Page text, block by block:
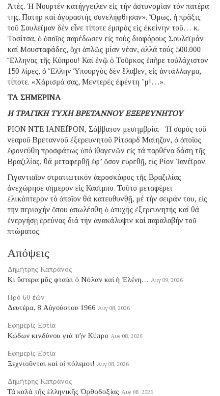
Ἀτές. Ἡ Νουρτέν κατήγγειλεν εἰς τήν ἀστυνομίαν τόν πατέρα
της. Πατήρ καί ἀγοραστής συνελήφθησαν». Ὅμως, ἡ πρᾶξις
τοῦ Σουλεϊμαν δέν εἶνε τίποτε ἐμπρός εἰς ἐκείνην τοῦ… κ.
Τοσίτσα, ὁ ὁποῖος παρέδωσεν εἰς τούς διαφόρους Σουλεϊμάν
καί Μουσταφάδες, ὄχι ἁπλῶς μίαν νέαν, ἀλλά τούς 500.000
Ἕλληνας τῆς Κύπρου! Καί ἐνῷ ὁ Τοῦρκος ἐπῆρε τοὐλάχιστον
150 λίρες, ὁ Ἕλλην Ὑπουργός δέν ἔλαβεν, εἰς ἀντάλλαγμα,
τίποτε. «Χάρισμά σας, Μεντερές ἐφέντη ’μ!…».
ΤΑ ΣΗΜΕΡΙΝΑ
Η ΤΡΑΓΙΚΗ ΤΥΧΗ ΒΡΕΤΑΝΝΟΥ ΕΞΕΡΕΥΝΗΤΟΥ
ΡΙΟΝ ΝΤΕ ΙΑΝΕΪΡΟΝ, Σάββατον μεσημβρία.– Ἡ σορός τοῦ
νεαροῦ Βρεταννοῦ ἐξερευνητοῦ Ρίτσαρδ Μαίηζον, ὁ ὁποῖος
ἐφονεύθη προσφάτως ὑπό ἰθαγενῶν εἰς τά παρθένα δάση τῆς
Βραζιλίας, θά μεταφερθῇ ἐφ’ ὅσον εὑρεθῇ, εἰς Ρίον Ἰανέϊρον.
Γιγαντιαῖον στρατιωτικόν ἀεροσκάφος τῆς Βραζιλίας
ἀνεχώρησε σήμερον εἰς Κασίμπο. Τοῦτο μεταφέρει
ἑλικόπτερον τό ὁποῖον θά κατευθυνθῇ, μέ τήν σειράν του, εἰς
τήν περιοχήν ὅπου ἀπωλέσθη ὁ ἀτυχής ἐξερευνητής καί θά
ἐνεργήσῃ ἐρεύνας διά τήν ἀνακάλυψιν καί παραλαβήν τοῦ
πτώματος.
Απόψεις
Δημήτρης Καπράνος
Κι ὕστερα μᾶς φταίει ὁ Νόλαν καί ἡ Ἑλένη… Αυγ 09, 2026
Πρό 60 ἐτῶν
Δευτέρα, 8 Αὐγούστου 1966 Αυγ 08, 2026
Εφημερίς Εστία
Κώδων κινδύνου γιά τήν Κύπρο Αυγ 08, 2026
Εφημερίς Εστία
Ξεχνιοῦνται καί οἱ πόλεμοι! Αυγ 08, 2026
Δημήτρης Καπράνος
Τά καλά τῆς ἑλληνικῆς Ὀρθοδοξίας Αυγ 08, 2026